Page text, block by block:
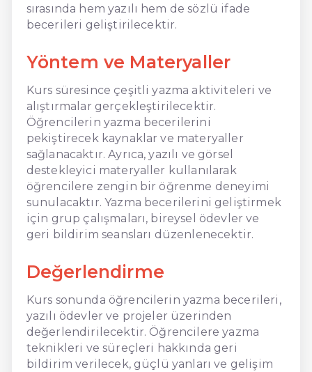
sırasında hem yazılı hem de sözlü ifade
becerileri geliştirilecektir.
Yöntem ve Materyaller
Kurs süresince çeşitli yazma aktiviteleri ve
alıştırmalar gerçekleştirilecektir.
Öğrencilerin yazma becerilerini
pekiştirecek kaynaklar ve materyaller
sağlanacaktır. Ayrıca, yazılı ve görsel
destekleyici materyaller kullanılarak
öğrencilere zengin bir öğrenme deneyimi
sunulacaktır. Yazma becerilerini geliştirmek
için grup çalışmaları, bireysel ödevler ve
geri bildirim seansları düzenlenecektir.
Değerlendirme
Kurs sonunda öğrencilerin yazma becerileri,
yazılı ödevler ve projeler üzerinden
değerlendirilecektir. Öğrencilere yazma
teknikleri ve süreçleri hakkında geri
bildirim verilecek, güçlü yanları ve gelişim